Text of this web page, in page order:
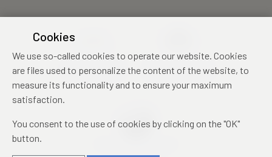
conference centre
konferenční centrum
Cookies
We use so-called cookies to operate our website. Cookies
are files used to personalize the content of the website, to
measure its functionality and to ensure your maximum
satisfaction.
You consent to the use of cookies by clicking on the "OK"
button.